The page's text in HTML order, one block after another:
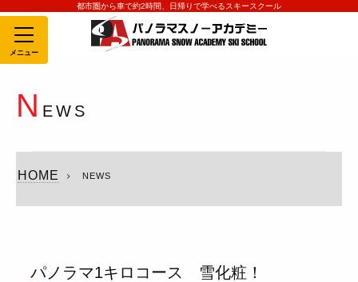
都市圏から車で約2時間、日帰りで学べるスキースクール
MENU
N EWS
HOME NEWS
パノラマ1キロコース 雪化粧！